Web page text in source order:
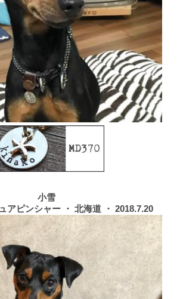
小雪
アピンシャー ・ 北海道 ・ 2018.7.20